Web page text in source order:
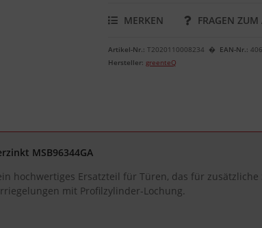
MERKEN FRAGEN ZUM
Artikel-Nr.: T2020110008234 EAN-Nr.:
Hersteller: greenteQ
MSB96344GA
hochwertiges Ersatzteil für Türen, das für
mit Profilzylinder-Lochung.